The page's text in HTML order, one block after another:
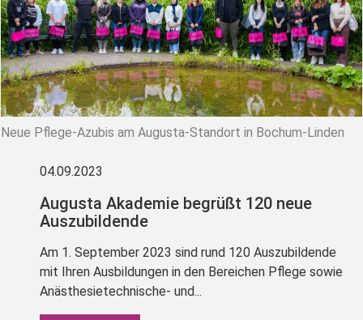
Neue Pflege-Azubis am Augusta-Standort in Bochum-Linden
04.09.2023
Augusta Akademie begrüßt 120 neue
Auszubildende
Am 1. September 2023 sind rund 120 Auszubildende
mit Ihren Ausbildungen in den Bereichen Pflege sowie
Anästhesietechnische- und...